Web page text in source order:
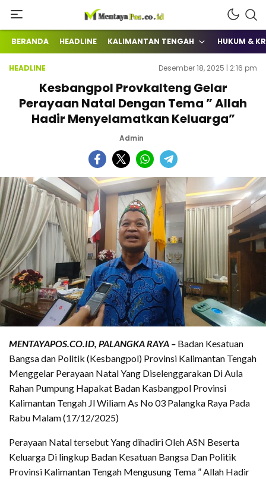
mentayapos.co.id
Terkini Mengabarkan
BERANDA HEADLINE KALIMANTAN TENGAH HUKUM &
HEADLINE Desember 18, 2025 | 2:16 pm
Kesbangpol Provkalteng Gelar
Perayaan Natal Dengan Tema ” Allah
Hadir Menyelamatkan Keluarga”
Admin
MENTAYAPOS.CO.ID, PALANGKA RAYA – Badan Kesatuan
Bangsa dan Politik (Kesbangpol) Provinsi Kalimantan Tengah
Menggelar Perayaan Natal Yang Diselenggarakan Di Aula
Rahan Pumpung Hapakat Badan Kasbangpol Provinsi
Kalimantan Tengah Jl Wiliam As No 03 Palangka Raya Pada
Rabu Malam (17/12/2025)
Perayaan Natal tersebut Yang dihadiri Oleh ASN Beserta
Keluarga Di lingkup Badan Kesatuan Bangsa Dan Politik
Provinsi Kalimantan Tengah Mengusung Tema ” Allah Hadir